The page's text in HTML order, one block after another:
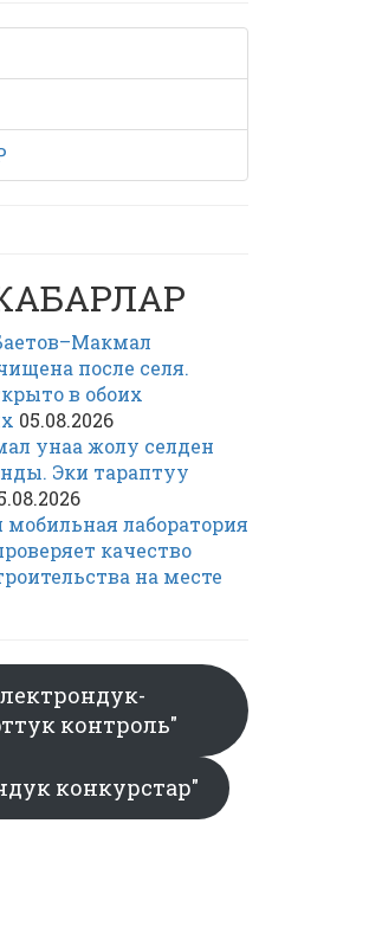
после селя.
в обоих
05.08.2026
унаа жолу селден
Эки тараптуу
лаборатория
качество
на месте
контроль"
конкурстар"